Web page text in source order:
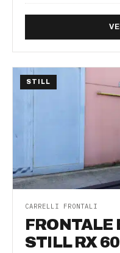
STILL
CARRELLI FRONTALI
FRONTALE
STILL RX